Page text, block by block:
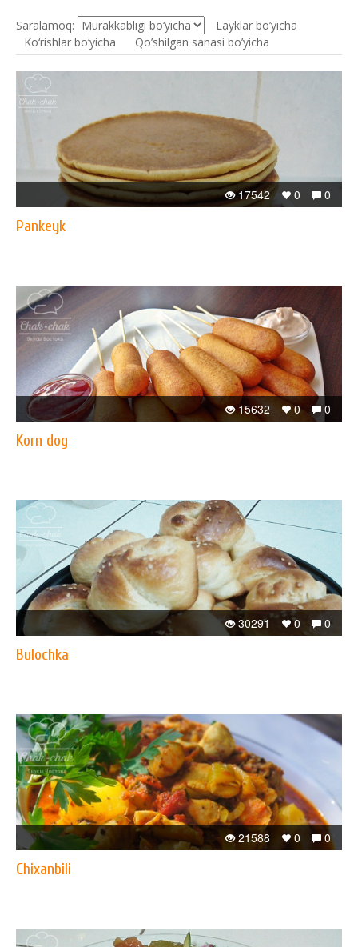
Saralamoq:
Layklar bo’yicha
Ko‘rishlar bo‘yicha
Qo’shilgan sanasi bo’yicha
0
0
17542
Pankeyk
0
0
15632
Korn dog
0
0
30291
Bulochka
0
0
21588
Chixanbili